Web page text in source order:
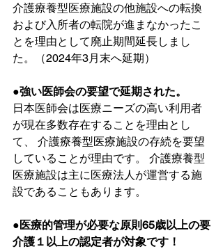
介護療養型医療施設の他施設への転換
および入所者の転院が進まなかったこ
とを理由として廃止期間延長しまし
た。（2024年3月末へ延期）
●強い医師会の要望で延期された。
日本医師会は医療ニーズの高い利用者
が現在多数存在することを理由とし
て、 介護療養型医療施設の存続を要望
していることが理由です。 介護療養型
医療施設は主に医療法人が運営する施
設であることもあります。
●医療的管理が必要な原則65歳以上の要
介護１以上の認定者が対象です！